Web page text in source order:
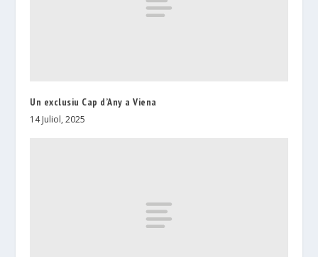
Un exclusiu Cap d’Any a Viena
14 Juliol, 2025